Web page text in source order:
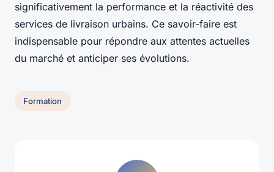
significativement la performance et la réactivité des
services de livraison urbains. Ce savoir-faire est
indispensable pour répondre aux attentes actuelles
du marché et anticiper ses évolutions.
Formation